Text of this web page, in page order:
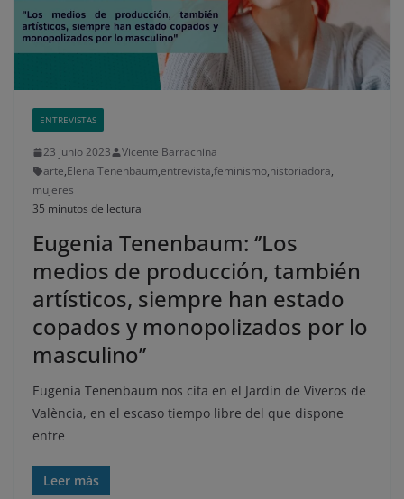
ENTREVISTAS
23 junio 2023
Vicente Barrachina
arte,Elena Tenenbaum,entrevista,feminismo,historiadora,
mujeres
35 minutos de lectura
Eugenia Tenenbaum: ‘’Los
medios de producción, también
artísticos, siempre han estado
copados y monopolizados por lo
masculino’’
Eugenia Tenenbaum nos cita en el Jardín de Viveros de
València, en el escaso tiempo libre del que dispone
entre
Leer más